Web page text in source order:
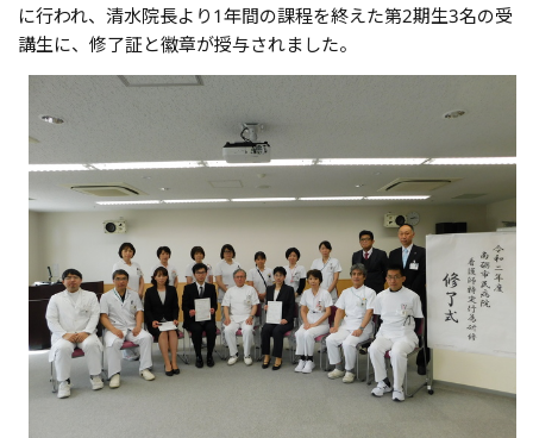
職員募集
に行われ、清水院長より1年間の課程を終えた第2期生3名の受
講生に、修了証と徽章が授与されました。